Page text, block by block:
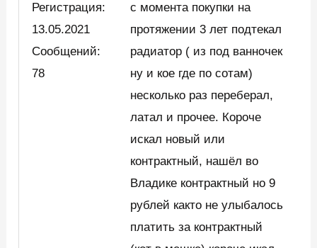
Регистрация:
13.05.2021
Сообщений:
78
с момента покупки на
протяжении 3 лет подтекал
радиатор ( из под ванночек
ну и кое где по сотам)
несколько раз переберал,
латал и прочее. Короче
искал новый или
контрактный, нашёл во
Владике контрактный но 9
рублей както не улыбалось
платить за контрактный